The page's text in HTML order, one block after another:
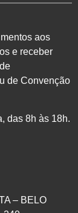
aos
e receber
de Convenção
das 8h às 18h.
– BELO